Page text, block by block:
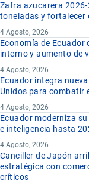
Zafra azucarera
toneladas y fortalecer
4 Agosto, 2026
Economía de
interno y aumento de
4 Agosto, 2026
Ecuador integra
Unidos para combatir
4 Agosto, 2026
Ecuador moderniza
e inteligencia hasta
4 Agosto, 2026
Canciller de Japón
estratégica con
críticos